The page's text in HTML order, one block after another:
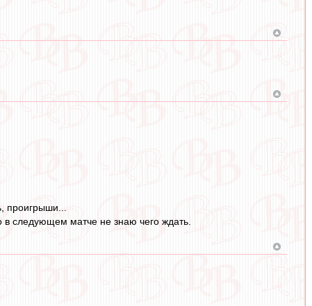
проигрыши...
следующем матче не знаю чего ждать.